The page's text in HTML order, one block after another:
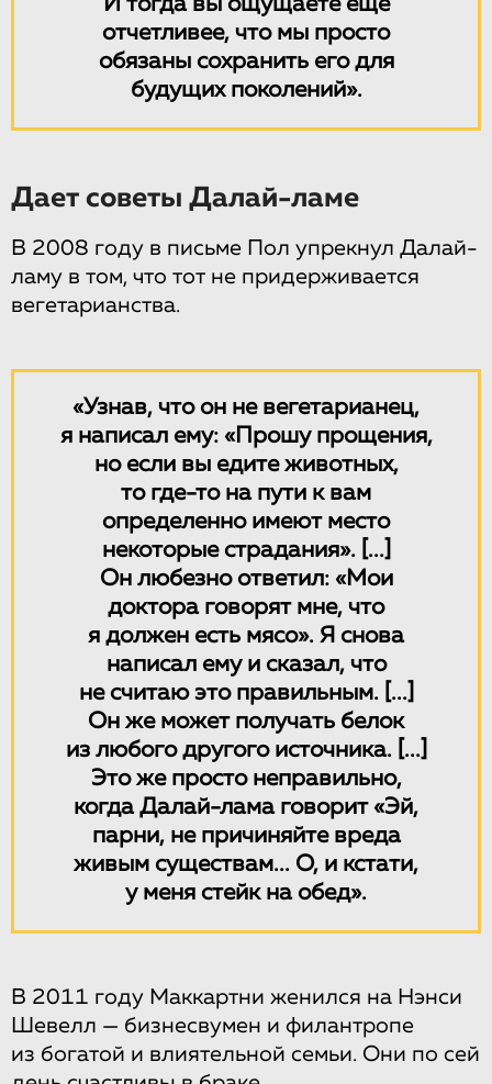
И тогда вы ощущаете еще
отчетливее, что мы просто
обязаны сохранить его для
будущих поколений».
Дает советы Далай-ламе
В 2008 году в письме Пол упрекнул Далай-
ламу в том, что тот не придерживается
вегетарианства.
«Узнав, что он не вегетарианец,
я написал ему: «Прошу прощения,
но если вы едите животных,
то где-то на пути к вам
определенно имеют место
некоторые страдания». [...]
Он любезно ответил: «Мои
доктора говорят мне, что
я должен есть мясо». Я снова
написал ему и сказал, что
не считаю это правильным. [...]
Он же может получать белок
из любого другого источника. [...]
Это же просто неправильно,
когда Далай-лама говорит «Эй,
парни, не причиняйте вреда
живым существам... О, и кстати,
у меня стейк на обед».
В 2011 году Маккартни женился на Нэнси
Шевелл — бизнесвумен и филантропе
из богатой и влиятельной семьи. Они по сей